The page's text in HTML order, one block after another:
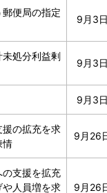
便局の指定
9月3
処分利益剰
9月3
9月3
援の拡充を求
情
9月26
支援を拡充
や人員増を求
9月26